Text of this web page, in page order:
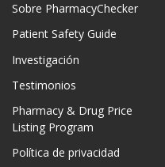
Sobre PharmacyChecker
Patient Safety Guide
Investigación
Testimonios
Pharmacy & Drug Price
Listing Program
Política de privacidad